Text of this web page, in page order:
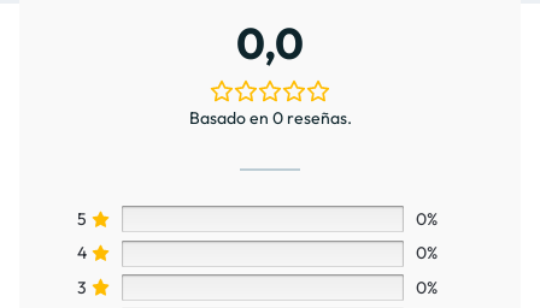
0,0
Basado en 0 reseñas.
5
0%
4
0%
3
0%